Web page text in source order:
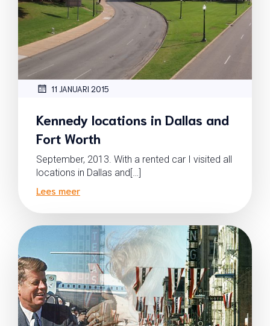
11 JANUARI 2015
Kennedy locations in Dallas and
Fort Worth
September, 2013. With a rented car I visited all
locations in Dallas and[…]
Lees meer